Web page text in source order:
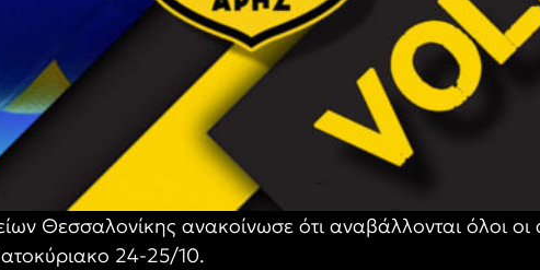
Θεσσαλονίκης ανακοίνωσε ότι αναβάλλονται όλοι
24-25/10.